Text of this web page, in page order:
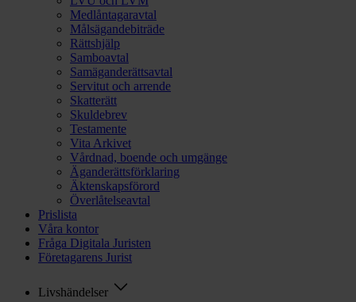
Medlåntagaravtal
Målsägandebiträde
Rättshjälp
Samboavtal
Samäganderättsavtal
Servitut och arrende
Skatterätt
Skuldebrev
Testamente
Vita Arkivet
Vårdnad, boende och umgänge
Äganderättsförklaring
Äktenskapsförord
Överlåtelseavtal
Prislista
Våra kontor
Fråga Digitala Juristen
Företagarens Jurist
Livshändelser